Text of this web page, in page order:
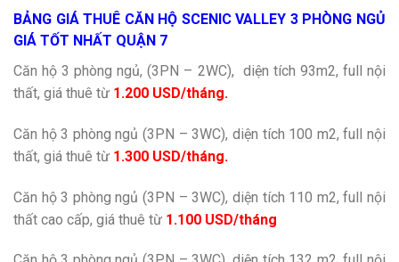
BẢNG GIÁ THUÊ CĂN HỘ SCENIC VALLEY 3 PHÒNG NGỦ
GIÁ TỐT NHẤT QUẬN 7
Căn hộ 3 phòng ngủ, (3PN – 2WC), diện tích 93m2, full nội
thất, giá thuê từ 1.200 USD/tháng.
Căn hộ 3 phòng ngủ (3PN – 3WC), diện tích 100 m2, full nội
thất, giá thuê từ 1.300 USD/tháng.
Căn hộ 3 phòng ngủ (3PN – 3WC), diện tích 110 m2, full nội
thất cao cấp, giá thuê từ 1.100 USD/tháng